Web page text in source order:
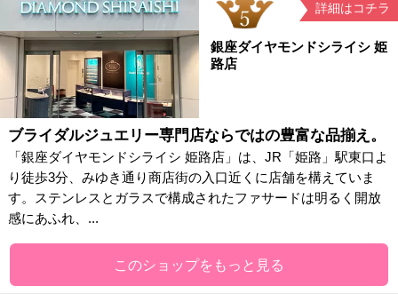
詳細はコチラ
銀座ダイヤモンドシライシ 姫
路店
ブライダルジュエリー専門店ならではの豊富な品揃え。
「銀座ダイヤモンドシライシ 姫路店」は、JR「姫路」駅東口よ
り徒歩3分、みゆき通り商店街の入口近くに店舗を構えていま
す。ステンレスとガラスで構成されたファサードは明るく開放
感にあふれ、...
このショップをもっと見る